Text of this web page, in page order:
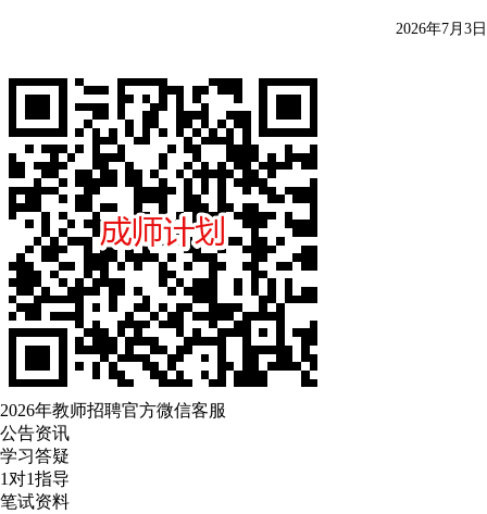
2026年7月3日
2026年教师招聘官方微信客服
公告资讯
学习答疑
1对1指导
笔试资料